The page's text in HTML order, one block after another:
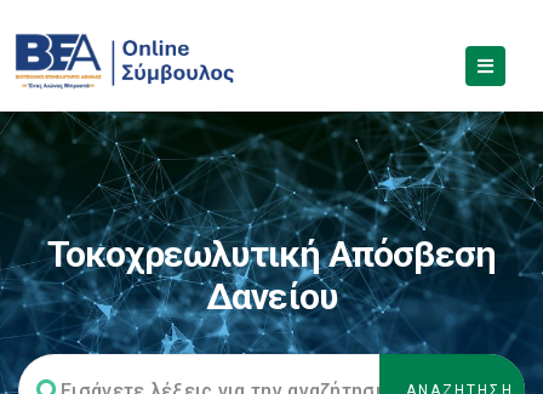
Τοκοχρεωλυτική Απόσβεση
Δανείου